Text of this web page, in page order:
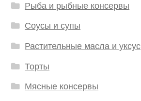
Рыба и рыбные консервы
Соусы и супы
Растительные масла и уксус
Торты
Мясные консервы